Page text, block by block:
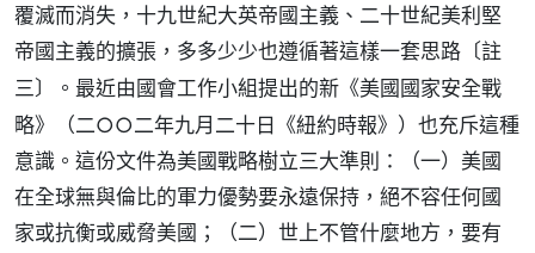
覆滅而消失，十九世紀大英帝國主義、二十世紀美利堅
帝國主義的擴張，多多少少也遵循著這樣一套思路 〔註
三〕
。最近由國會工作小組提出的新《美國國家安全戰
略》（二○○二年九月二十日《紐約時報》）也充斥這種
意識。這份文件為美國戰略樹立三大準則：（一）美國
在全球無與倫比的軍力優勢要永遠保持，絕不容任何國
家或抗衡或威脅美國；（二）世上不管什麼地方，要有